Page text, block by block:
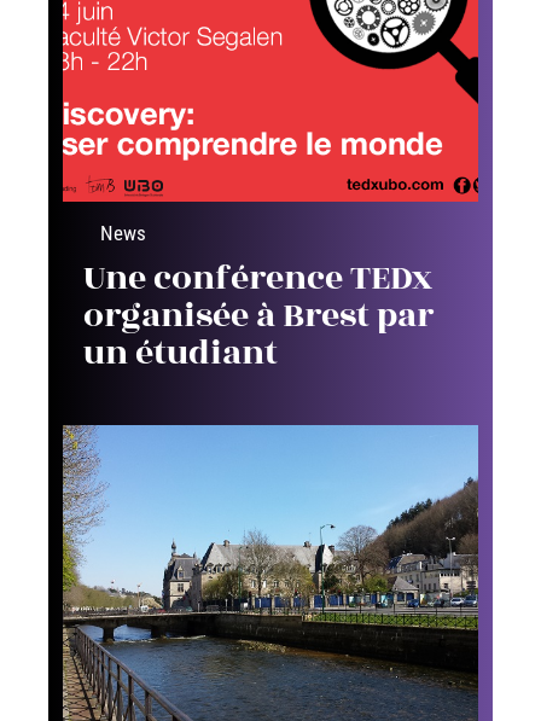
News
Une conférence TEDx
organisée à Brest par
un étudiant